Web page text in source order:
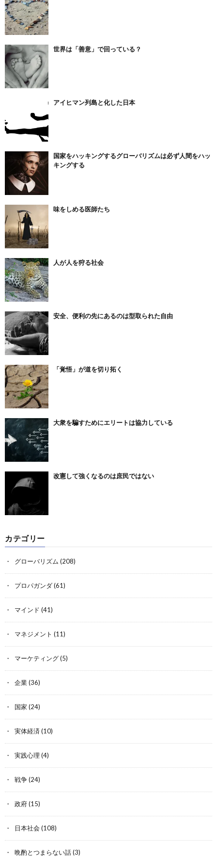
世界は「善意」で回っている？
アイヒマン列島と化した日本
国家をハッキングするグローバリズムは必ず人間をハッ
キングする
味をしめる医師たち
人が人を狩る社会
安全、便利の先にあるのは型取られた自由
「覚悟」が道を切り拓く
大衆を騙すためにエリートは協力している
改憲して強くなるのは庶民ではない
カテゴリー
グローバリズム (208)
プロパガンダ(61)
マインド (41)
マネジメント (11)
マーケティング(5)
企業(36)
国家 (24)
実体経済 (10)
実践心理 (4)
戦争(24)
政府(15)
日本社会 (108)
晩酌とつまらない話(3)